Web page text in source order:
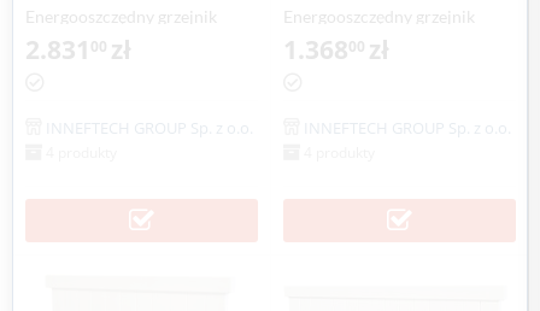
Energooszczędny grzejnik
elektryczny EPG-1000
2.831 00 zł
INNEFTECH GROUP Sp. z o.o.
Energooszczędny grzejnik
elektryczny EPG-300
1.36800 zł
INNEFTECH GROUP Sp. z o.o.